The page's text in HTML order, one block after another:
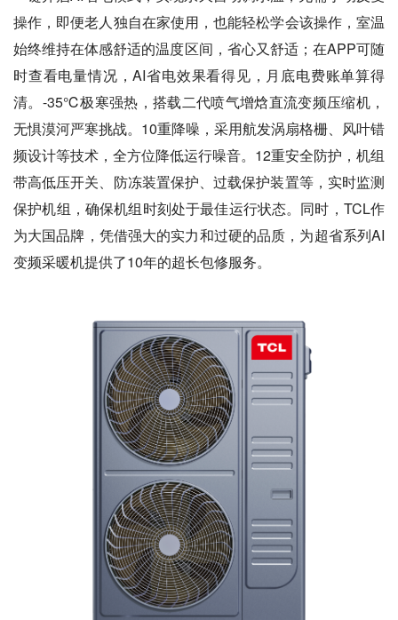
操作，即便老人独自在家使用，也能轻松学会该操作，室温
始终维持在体感舒适的温度区间，省心又舒适；在APP可随
时查看电量情况，AI省电效果看得见，月底电费账单算得
清。-35℃极寒强热，搭载二代喷气增焓直流变频压缩机，
无惧漠河严寒挑战。10重降噪，采用航发涡扇格栅、风叶错
频设计等技术，全方位降低运行噪音。12重安全防护，机组
带高低压开关、防冻装置保护、过载保护装置等，实时监测
保护机组，确保机组时刻处于最佳运行状态。同时，TCL作
为大国品牌，凭借强大的实力和过硬的品质，为超省系列AI
变频采暖机提供了10年的超长包修服务。